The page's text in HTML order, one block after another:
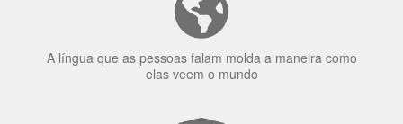
A língua que as pessoas falam molda a maneira como
elas veem o mundo